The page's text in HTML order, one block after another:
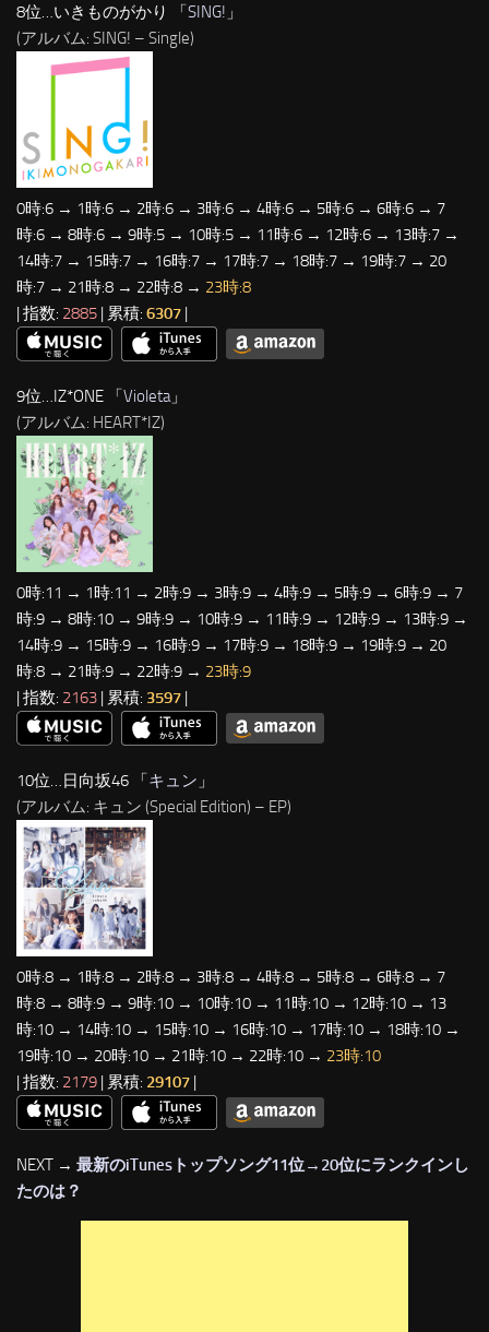
8位…いきものがかり 「SING! 」
(アルバム: SING! – Single)
0時:6 → 1時:6 → 2時:6 → 3時:6 → 4時:6 → 5時:6 → 6時:6 → 7
時:6 → 8時:6 → 9時:5 → 10時:5 → 11時:6 → 12時:6 → 13時:7 →
14時:7 → 15時:7 → 16時:7 → 17時:7 → 18時:7 → 19時:7 → 20
時:7 → 21時:8 → 22時:8 → 23時:8
| 指数: 2885 | 累積: 6307 |
9位…IZ*ONE 「Violeta」
(アルバム: HEART*IZ)
0時:11 → 1時:11 → 2時:9 → 3時:9 → 4時:9 → 5時:9 → 6時:9 → 7
時:9 → 8時:10 → 9時:9 → 10時:9 → 11時:9 → 12時:9 → 13時:9 →
14時:9 → 15時:9 → 16時:9 → 17時:9 → 18時:9 → 19時:9 → 20
時:8 → 21時:9 → 22時:9 → 23時:9
| 指数: 2163 | 累積: 3597 |
10位…日向坂46 「キュン 」
(アルバム: キュン (Special Edition) – EP)
0時:8 → 1時:8 → 2時:8 → 3時:8 → 4時:8 → 5時:8 → 6時:8 → 7
時:8 → 8時:9 → 9時:10 → 10時:10 → 11時:10 → 12時:10 → 13
時:10 → 14時:10 → 15時:10 → 16時:10 → 17時:10 → 18時:10 →
19時:10 → 20時:10 → 21時:10 → 22時:10 → 23時:10
| 指数: 2179 | 累積: 29107 |
NEXT → 最新のiTunesトップソング11位→20位にランクインし
たのは？